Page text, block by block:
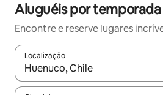
Aluguéis por
Encontre e reserve lugares
Localização
Quando os resultados estiverem